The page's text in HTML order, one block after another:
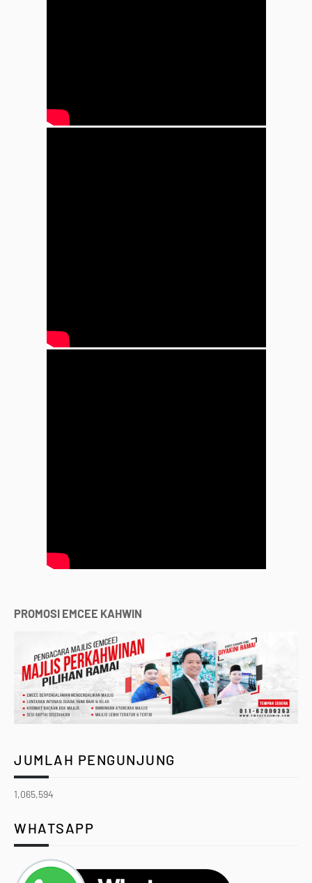
PROMOSI EMCEE KAHWIN
JUMLAH PENGUNJUNG
1,065,594
WHATSAPP